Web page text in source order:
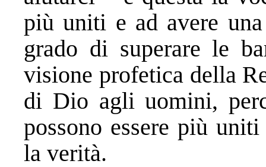
più uniti e ad avere
grado di superare le
visione profetica della
di Dio agli uomini,
possono essere più
la verità.